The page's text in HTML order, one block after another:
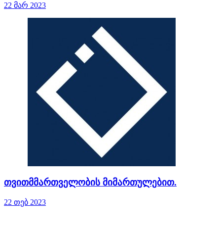
22 მარ 2023
თვითმმართველობის მიმართულებით.
22 თებ 2023